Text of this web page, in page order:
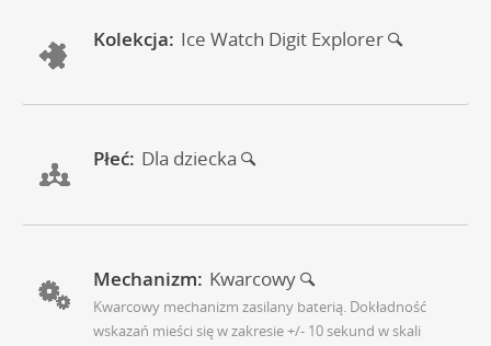
Kolekcja: Ice Watch Digit Explorer
Płeć: Dla dziecka
Mechanizm: Kwarcowy
Kwarcowy mechanizm zasilany baterią. Dokładność
wskazań mieści się w zakresie +/- 10 sekund w skali